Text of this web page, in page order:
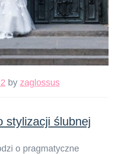
by zaglossus
stylizacji ślubnej
o pragmatyczne